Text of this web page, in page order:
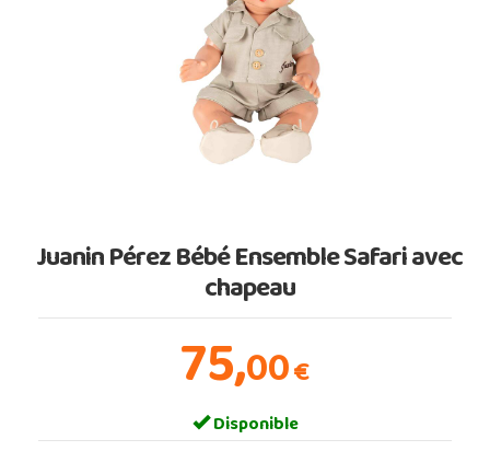
Juanin Pérez Bébé Ensemble Safari avec
chapeau
75,00€
Disponible